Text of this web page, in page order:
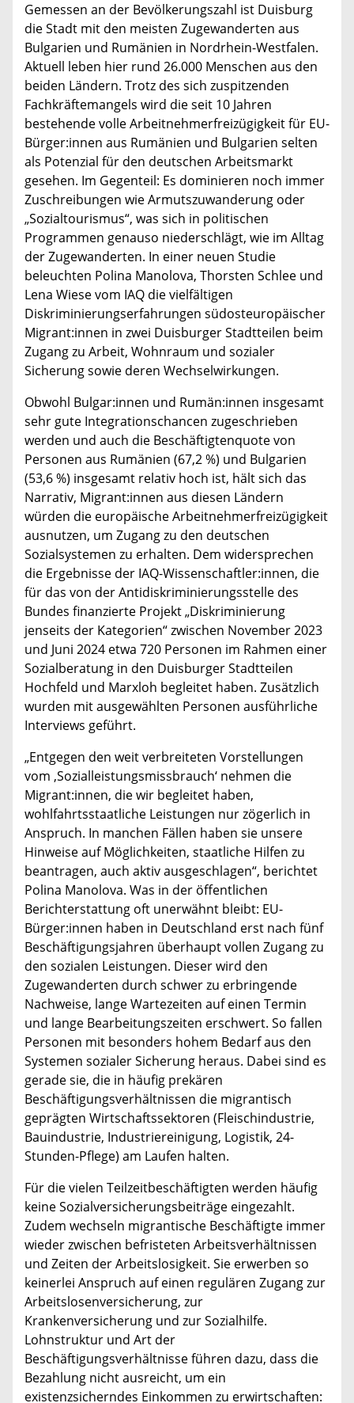
Gemessen an der Bevölkerungszahl ist Duisburg
die Stadt mit den meisten Zugewanderten aus
Bulgarien und Rumänien in Nordrhein-Westfalen.
Aktuell leben hier rund 26.000 Menschen aus den
beiden Ländern. Trotz des sich zuspitzenden
Fachkräftemangels wird die seit 10 Jahren
bestehende volle Arbeitnehmerfreizügigkeit für EU-
Bürger:innen aus Rumänien und Bulgarien selten
als Potenzial für den deutschen Arbeitsmarkt
gesehen. Im Gegenteil: Es dominieren noch immer
Zuschreibungen wie Armutszuwanderung oder
„Sozialtourismus“, was sich in politischen
Programmen genauso niederschlägt, wie im Alltag
der Zugewanderten. In einer neuen Studie
beleuchten Polina Manolova, Thorsten Schlee und
Lena Wiese vom IAQ die vielfältigen
Diskriminierungserfahrungen südosteuropäischer
Migrant:innen in zwei Duisburger Stadtteilen beim
Zugang zu Arbeit, Wohnraum und sozialer
Sicherung sowie deren Wechselwirkungen.
Obwohl Bulgar:innen und Rumän:innen insgesamt
sehr gute Integrationschancen zugeschrieben
werden und auch die Beschäftigtenquote von
Personen aus Rumänien (67,2 %) und Bulgarien
(53,6 %) insgesamt relativ hoch ist, hält sich das
Narrativ, Migrant:innen aus diesen Ländern
würden die europäische Arbeitnehmerfreizügigkeit
ausnutzen, um Zugang zu den deutschen
Sozialsystemen zu erhalten. Dem widersprechen
die Ergebnisse der IAQ-Wissenschaftler:innen, die
für das von der Antidiskriminierungsstelle des
Bundes finanzierte Projekt „Diskriminierung
jenseits der Kategorien“ zwischen November 2023
und Juni 2024 etwa 720 Personen im Rahmen einer
Sozialberatung in den Duisburger Stadtteilen
Hochfeld und Marxloh begleitet haben. Zusätzlich
wurden mit ausgewählten Personen ausführliche
Interviews geführt.
„Entgegen den weit verbreiteten Vorstellungen
vom ‚Sozialleistungsmissbrauch‘ nehmen die
Migrant:innen, die wir begleitet haben,
wohlfahrtsstaatliche Leistungen nur zögerlich in
Anspruch. In manchen Fällen haben sie unsere
Hinweise auf Möglichkeiten, staatliche Hilfen zu
beantragen, auch aktiv ausgeschlagen“, berichtet
Polina Manolova. Was in der öffentlichen
Berichterstattung oft unerwähnt bleibt: EU-
Bürger:innen haben in Deutschland erst nach fünf
Beschäftigungsjahren überhaupt vollen Zugang zu
den sozialen Leistungen. Dieser wird den
Zugewanderten durch schwer zu erbringende
Nachweise, lange Wartezeiten auf einen Termin
und lange Bearbeitungszeiten erschwert. So fallen
Personen mit besonders hohem Bedarf aus den
Systemen sozialer Sicherung heraus. Dabei sind es
gerade sie, die in häufig prekären
Beschäftigungsverhältnissen die migrantisch
geprägten Wirtschaftssektoren (Fleischindustrie,
Bauindustrie, Industriereinigung, Logistik, 24-
Stunden-Pflege) am Laufen halten.
Für die vielen Teilzeitbeschäftigten werden häufig
keine Sozialversicherungsbeiträge eingezahlt.
Zudem wechseln migrantische Beschäftigte immer
wieder zwischen befristeten Arbeitsverhältnissen
und Zeiten der Arbeitslosigkeit. Sie erwerben so
keinerlei Anspruch auf einen regulären Zugang zur
Arbeitslosenversicherung, zur
Krankenversicherung und zur Sozialhilfe.
Lohnstruktur und Art der
Beschäftigungsverhältnisse führen dazu, dass die
Bezahlung nicht ausreicht, um ein
existenzsicherndes Einkommen zu erwirtschaften: